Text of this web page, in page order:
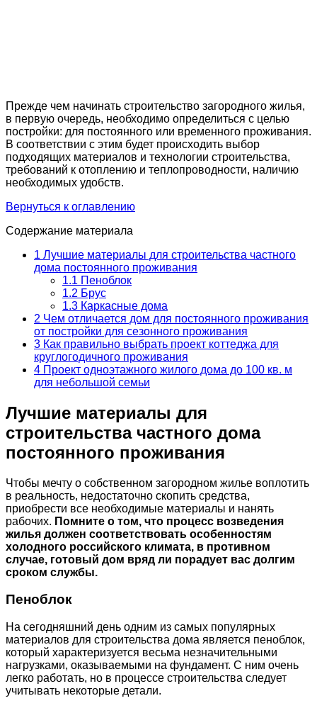
Прежде чем начинать строительство загородного жилья,
в первую очередь, необходимо определиться с целью
постройки: для постоянного или временного проживания.
В соответствии с этим будет происходить выбор
подходящих материалов и технологии строительства,
требований к отоплению и теплопроводности, наличию
необходимых удобств.
Вернуться к оглавлению
Содержание материала
1 Лучшие материалы для строительства частного
дома постоянного проживания
1.1 Пеноблок
1.2 Брус
1.3 Каркасные дома
2 Чем отличается дом для постоянного проживания
от постройки для сезонного проживания
3 Как правильно выбрать проект коттеджа для
круглогодичного проживания
4 Проект одноэтажного жилого дома до 100 кв. м
для небольшой семьи
Лучшие материалы для
строительства частного дома
постоянного проживания
Чтобы мечту о собственном загородном жилье воплотить
в реальность, недостаточно скопить средства,
приобрести все необходимые материалы и нанять
рабочих. Помните о том, что процесс возведения
жилья должен соответствовать особенностям
холодного российского климата, в противном
случае, готовый дом вряд ли порадует вас долгим
сроком службы.
Пеноблок
На сегодняшний день одним из самых популярных
материалов для строительства дома является пеноблок,
который характеризуется весьма незначительными
нагрузками, оказываемыми на фундамент. С ним очень
легко работать, но в процессе строительства следует
учитывать некоторые детали.